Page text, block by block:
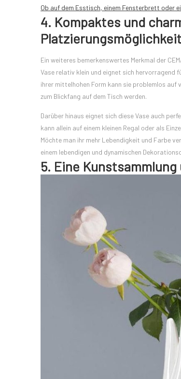
Ob auf dem Esstisch, einem Fensterbrett oder
4. Kompaktes und
Ein weiteres bemerkenswertes Merkmal der
Vase relativ klein und eignet sich hervorragend
ihrer mittelhohen Form kann sie problemlos auf
zum Blickfang auf dem Tisch werden.
Darüber hinaus eignet sich diese Vase auch
kann allein auf einem kleinen Regal oder als
Möchte man ihr mehr Lebendigkeit und Farbe
einem lebendigen und dynamischen
5. Eine